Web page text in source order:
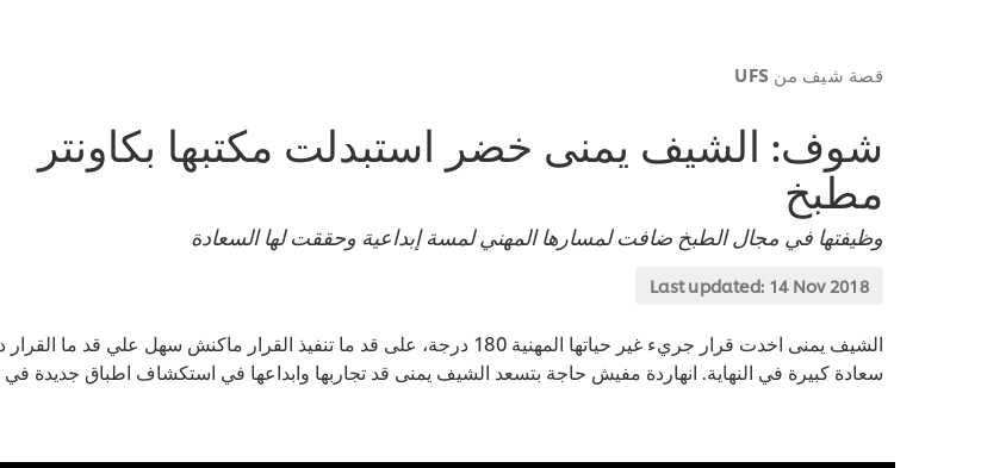
قصة شيف من UFS
شوف: الشيف يمنى خضر استبدلت مكتبها بكاونتر
مطبخ
وظيفتها في مجال الطبخ ضافت لمسارها المهني لمسة إبداعية وحققت لها السعادة
Last updated: 14 Nov 2018
الشيف يمنى اخدت قرار جريء غير حياتها المهنية 180 درجة، على قد ما تنفيذ القرار ماكنش سهل علي قد ما
سعادة كبيرة في النهاية. انهاردة مفيش حاجة بتسعد الشيف يمنى قد تجاربها وابداعها في استكشاف اطباق جديدة في